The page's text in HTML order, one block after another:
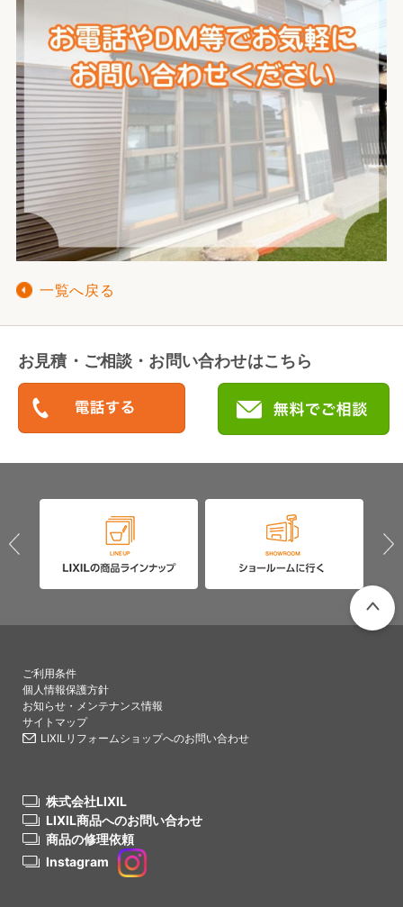
一覧へ戻る
お見積・ご相談・お問い合わせはこちら
ご利用条件
個人情報保護方針
お知らせ・メンテナンス情報
サイトマップ
LIXILリフォームショップへのお問い合わせ
株式会社LIXIL
LIXIL商品へのお問い合わせ
商品の修理依頼
Instagram